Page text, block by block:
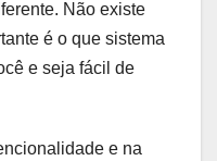
Não existe
é o que sistema
e seja fácil de
e na